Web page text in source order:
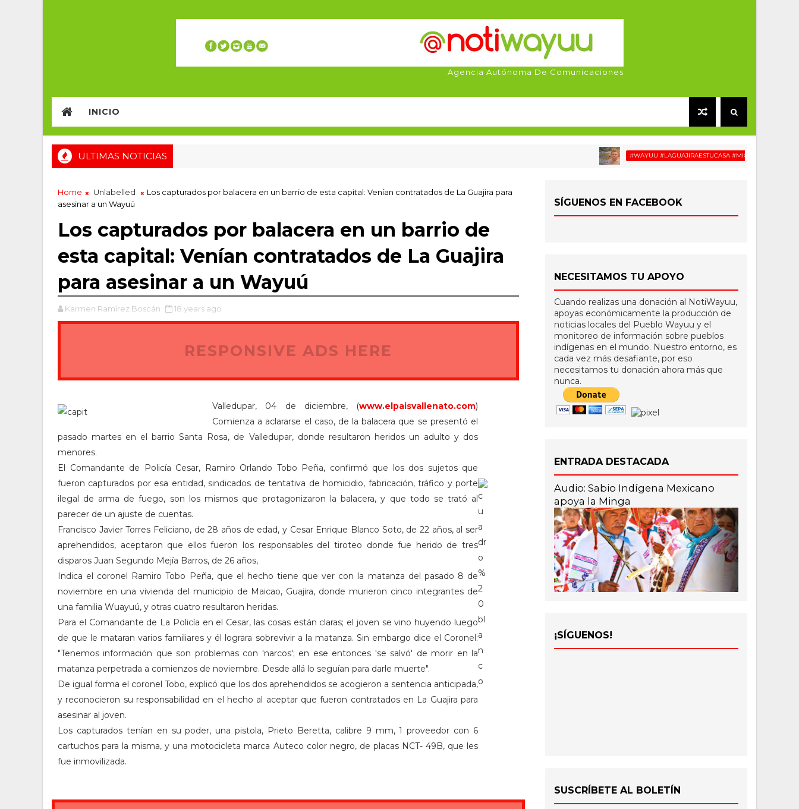
Agencia Autónoma De Comunicaciones
INICIO
ULTIMAS NOTICIAS #WAYUU #LAGUAJIRAESTUCASA #MIGRACIÓN
Home Unlabelled
Los capturados por balacera en un barrio de esta capital: Venían contratados de La Guajira para
asesinar a un Wayuú
Los capturados por balacera en un barrio de
esta capital: Venían contratados de La Guajira
para asesinar a un Wayuú
Karmen Ramírez Boscán 18 years ago
RESPONSIVE ADS HERE
Valledupar, 04 de diciembre, (www.elpaisvallenato.com)
Comienza a aclararse el caso, de la balacera que se presentó el
pasado martes en el barrio Santa Rosa, de Valledupar, donde resultaron heridos un adulto y dos
menores.
El Comandante de Policía Cesar, Ramiro Orlando Tobo Peña, confirmó que los dos sujetos que
fueron capturados por esa entidad, sindicados de tentativa de homicidio, fabricación, tráfico y porte
ilegal de arma de fuego, son los mismos que protagonizaron la balacera, y que todo se trató al
parecer de un ajuste de cuentas.
Francisco Javier Torres Feliciano, de 28 años de edad, y Cesar Enrique Blanco Soto, de 22 años, al ser
aprehendidos, aceptaron que ellos fueron los responsables del tiroteo donde fue herido de tres
disparos Juan Segundo Mejía Barros, de 26 años,
Indica el coronel Ramiro Tobo Peña, que el hecho tiene que ver con la matanza del pasado 8 de
noviembre en una vivienda del municipio de Maicao, Guajira, donde murieron cinco integrantes de
una familia Wuayuú, y otras cuatro resultaron heridas.
Para el Comandante de La Policía en el Cesar, las cosas están claras; el joven se vino huyendo luego
de que le mataran varios familiares y él lograra sobrevivir a la matanza. Sin embargo dice el Coronel:
"Tenemos información que son problemas con 'narcos'; en ese entonces 'se salvó' de morir en la
matanza perpetrada a comienzos de noviembre. Desde allá lo seguían para darle muerte".
De igual forma el coronel Tobo, explicó que los dos aprehendidos se acogieron a sentencia anticipada,
y reconocieron su responsabilidad en el hecho al aceptar que fueron contratados en La Guajira para
asesinar al joven.
Los capturados tenían en su poder, una pistola, Prieto Beretta, calibre 9 mm, 1 proveedor con 6
cartuchos para la misma, y una motocicleta marca Auteco color negro, de placas NCT- 49B, que les
fue inmovilizada.
SÍGUENOS EN FACEBOOK
NECESITAMOS TU APOYO
Cuando realizas una donación al NotiWayuu,
apoyas económicamente la producción de
noticias locales del Pueblo Wayuu y el
monitoreo de información sobre pueblos
indígenas en el mundo. Nuestro entorno, es
cada vez más desafiante, por eso
necesitamos tu donación ahora más que
nunca.
ENTRADA DESTACADA
Audio: Sabio Indígena Mexicano
apoya la Minga
¡SÍGUENOS!
SUSCRÍBETE AL BOLETÍN